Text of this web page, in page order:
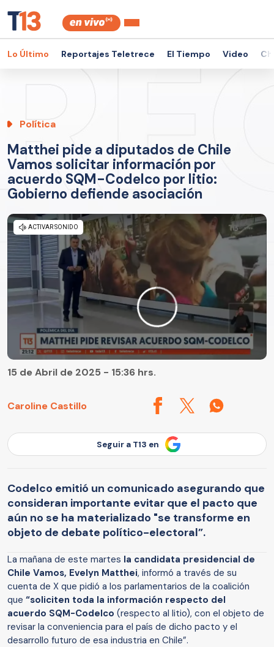
Lo Último Reportajes Teletrece El Tiempo Video
Política
Matthei pide a diputados de Chile
Vamos solicitar información por
acuerdo SQM-Codelco por litio:
Gobierno defiende asociación
Caroline Castillo
15 de Abril de 2025 - 15:36 hrs.
Seguir a T13 en
Codelco emitió un comunicado asegurando que
consideran importante evitar que el pacto que
aún no se ha materializado "se transforme en
objeto de debate político-electoral”.
La mañana de este martes la candidata presidencial de
Chile Vamos, Evelyn Matthei, informó a través de su
cuenta de X que pidió a los parlamentarios de la coalición
que “soliciten toda la información respecto del
acuerdo SQM-Codelco (respecto al litio), con el objeto de
revisar la conveniencia para el país de dicho pacto y el
desarrollo futuro de esa industria en Chile”.